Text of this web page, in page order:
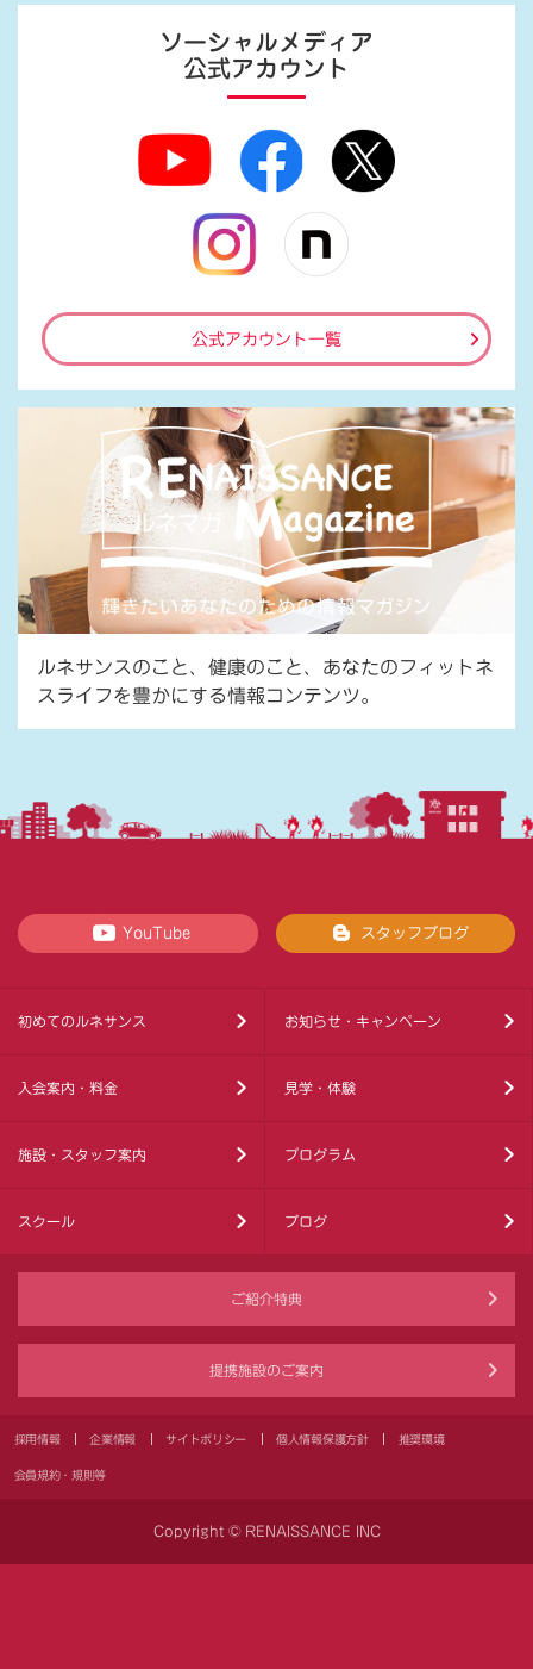
ソーシャルメディア
公式アカウント
公式アカウント一覧
ルネサンスのこと、健康のこと、あなたのフィットネ
スライフを豊かにする情報コンテンツ。
YouTube スタッフブログ
初めてのルネサンス お知らせ・キャンペーン
入会案内・料金 見学・体験
施設・スタッフ案内 プログラム
スクール ブログ
ご紹介特典
提携施設のご案内
採用情報 企業情報 サイトポリシー 個人情報保護方針 推奨環境
会員規約・規則等
Copyright © RENAISSANCE INC